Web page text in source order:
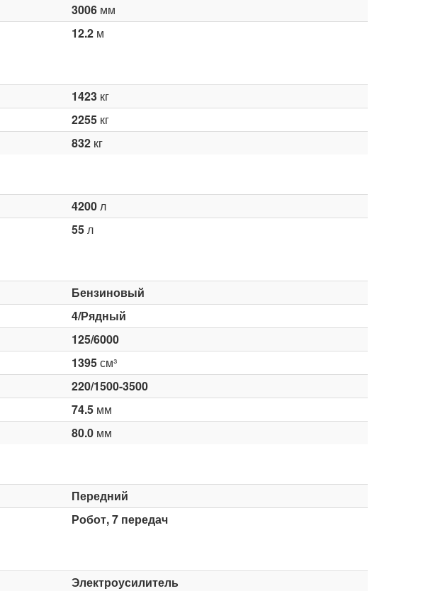
3006мм
12.2м
1423кг
2255кг
832кг
4200л
55л
Бензиновый
4/Рядный
125/6000
1395см³
220/1500-3500
74.5мм
80.0мм
Передний
Робот, 7 передач
Электроусилитель